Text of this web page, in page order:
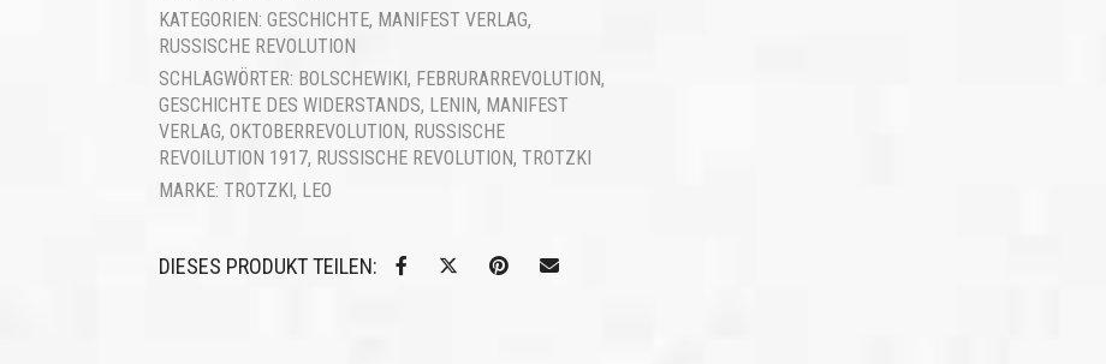
KATEGORIEN: GESCHICHTE, MANIFEST VERLAG,
RUSSISCHE REVOLUTION
SCHLAGWÖRTER: BOLSCHEWIKI, FEBRURARREVOLUTION,
GESCHICHTE DES WIDERSTANDS, LENIN, MANIFEST
VERLAG, OKTOBERREVOLUTION, RUSSISCHE
REVOILUTION 1917, RUSSISCHE REVOLUTION, TROTZKI
MARKE: TROTZKI, LEO
DIESES PRODUKT TEILEN: